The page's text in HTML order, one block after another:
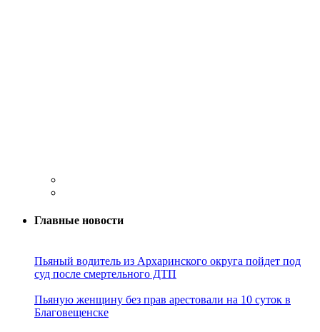
Главные новости
Пьяный водитель из Архаринского округа пойдет под
суд после смертельного ДТП
Пьяную женщину без прав арестовали на 10 суток в
Благовещенске